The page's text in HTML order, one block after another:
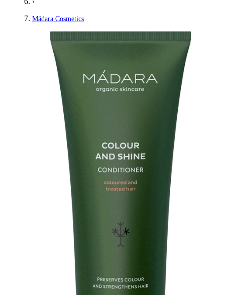
Mádara Cosmetics